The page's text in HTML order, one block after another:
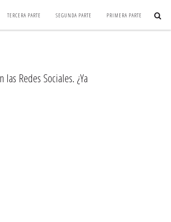
TERCERA PARTE SEGUNDA PARTE PRIMERA PARTE
Redes Sociales. ¿Ya